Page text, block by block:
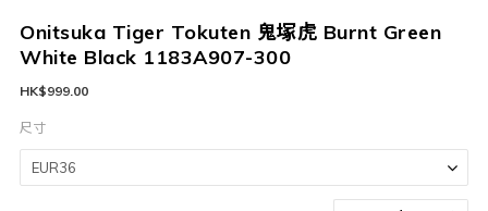
Onitsuka Tiger Tokuten 鬼塚虎 Burnt Green
White Black 1183A907-300
HK$999.00
尺寸